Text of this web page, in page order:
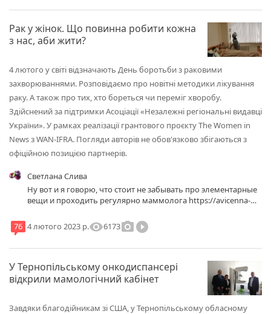
Рак у жінок. Що повинна робити кожна
з нас, аби жити?
4 лютого у світі відзначають День боротьби з раковими
захворюваннями. Розповідаємо про новітні методики лікування
раку. А також про тих, хто бореться чи переміг хворобу.
Здійснений за підтримки Асоціації «Незалежні регіональні видавці
України». У рамках реалізації грантового проєкту The Women in
News з WAN-IFRA. Погляди авторів не обов'язково збігаються з
офіційною позицією партнерів.
Светлана Слива
Ну вот и я говорю, что стоит не забывать про элементарные
вещи и проходить регулярно маммолога https://avicenna-
уже за 40 лет и вы волнуетесь за свою жизнь. Врачи в
"Авиценна Медикал" обладают обширным опытом и могут
ультразвуковое исследование молочных желез, так что
подумайте и запишитесь на консультацию к ним.
76 4 лютого 2023 р.visibility6173photo_cameraplay_circle_filled
У Тернопільському онкодиспансері
відкрили мамологічний кабінет
Завдяки благодійникам зі США, у Тернопільському обласному